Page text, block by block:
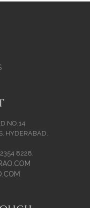
NO.14
HYDERABAD.
8228.